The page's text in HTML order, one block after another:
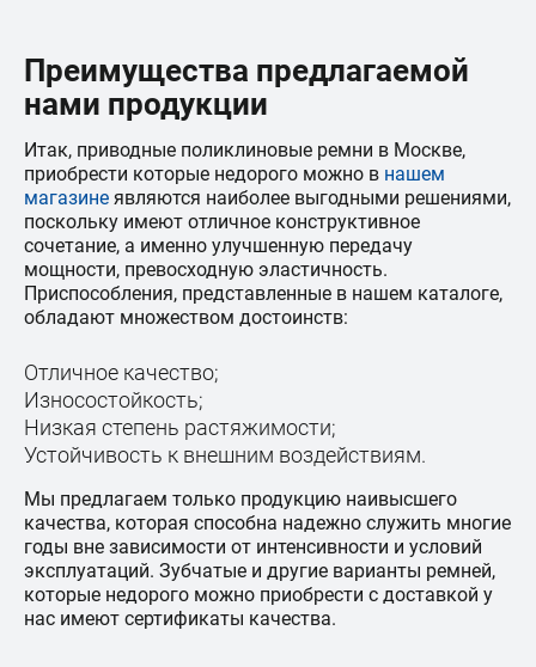
Преимущества предлагаемой
нами продукции
Итак, приводные поликлиновые ремни в Москве,
приобрести которые недорого можно в нашем
магазине являются наиболее выгодными решениями,
поскольку имеют отличное конструктивное
сочетание, а именно улучшенную передачу
мощности, превосходную эластичность.
Приспособления, представленные в нашем каталоге,
обладают множеством достоинств:
Отличное качество;
Износостойкость;
Низкая степень растяжимости;
Устойчивость к внешним воздействиям.
Мы предлагаем только продукцию наивысшего
качества, которая способна надежно служить многие
годы вне зависимости от интенсивности и условий
эксплуатаций. Зубчатые и другие варианты ремней,
которые недорого можно приобрести с доставкой у
нас имеют сертификаты качества.